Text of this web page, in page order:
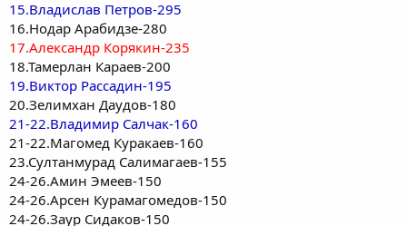
15.Владислав Петров-295
16.Нодар Арабидзе-280
17.Александр Корякин-235
18.Тамерлан Караев-200
19.Виктор Рассадин-195
20.Зелимхан Даудов-180
21-22.Владимир Салчак-160
21-22.Магомед Куракаев-160
23.Султанмурад Салимагаев-155
24-26.Амин Эмеев-150
24-26.Арсен Курамагомедов-150
24-26.Заур Сидаков-150